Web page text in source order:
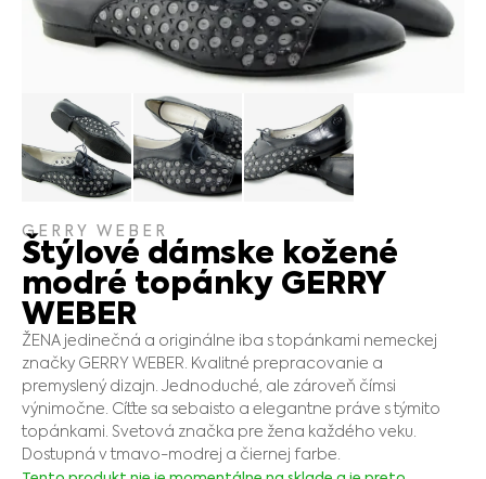
GERRY WEBER
Štýlové dámske kožené
modré topánky GERRY
WEBER
ŽENA jedinečná a originálne iba s topánkami nemeckej
značky GERRY WEBER. Kvalitné prepracovanie a
premyslený dizajn. Jednoduché, ale zároveň čímsi
výnimočne. Cíťte sa sebaisto a elegantne práve s týmito
topánkami. Svetová značka pre žena každého veku.
Dostupná v tmavo-modrej a čiernej farbe.